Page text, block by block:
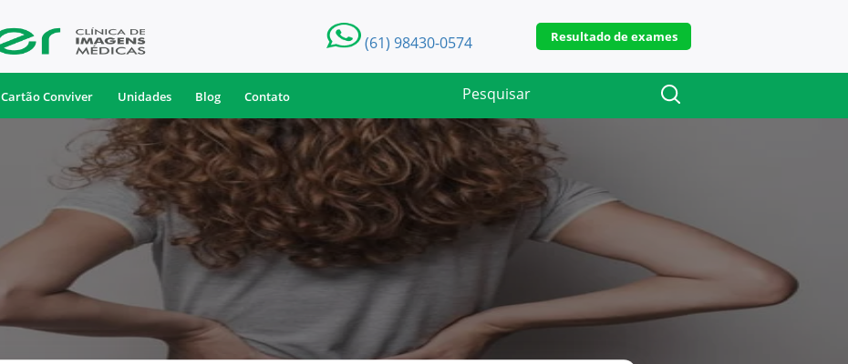
(61) 98430-0574 Resultado de exames
Cartão Conviver Unidades Blog Contato